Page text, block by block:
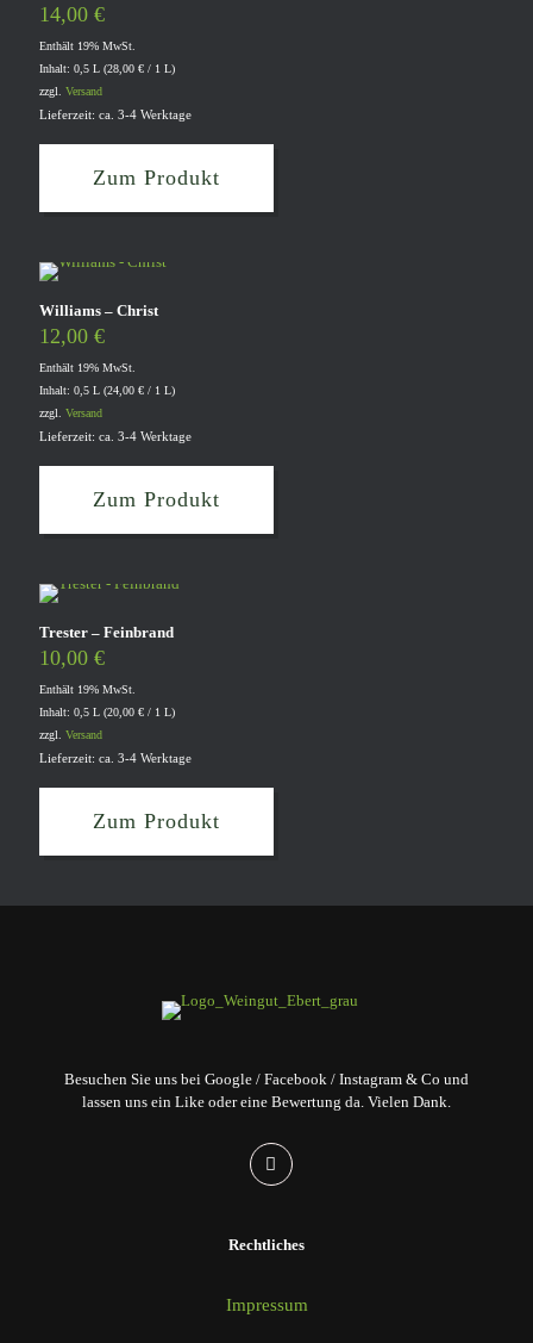
14,00 €
Enthält 19% MwSt.
Inhalt: 0,5 L (28,00 € / 1 L)
zzgl. Versand
Lieferzeit: ca. 3-4 Werktage
Zum Produkt
Williams – Christ
12,00 €
Enthält 19% MwSt.
Inhalt: 0,5 L (24,00 € / 1 L)
zzgl. Versand
Lieferzeit: ca. 3-4 Werktage
Zum Produkt
Trester – Feinbrand
10,00 €
Enthält 19% MwSt.
Inhalt: 0,5 L (20,00 € / 1 L)
zzgl. Versand
Lieferzeit: ca. 3-4 Werktage
Zum Produkt
Besuchen Sie uns bei Google / Facebook / Instagram & Co und
lassen uns ein Like oder eine Bewertung da. Vielen Dank.
Rechtliches
Impressum